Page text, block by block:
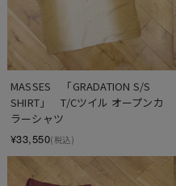
MASSES　「GRADATION S/S
SHIRT」　T/Cツイル オープンカ
ラーシャツ
¥33,550(税込)